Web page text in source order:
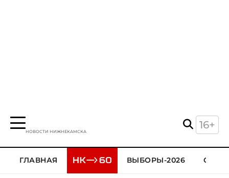
НОВОСТИ НИЖНЕКАМСКА
16+
ГЛАВНАЯ ВЫБОРЫ-2026